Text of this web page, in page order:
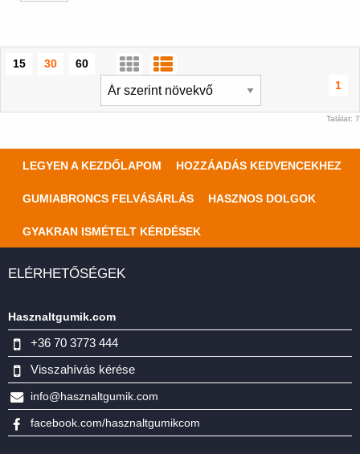
15 30
60
1
Találat: 7
LEGYEN A KEZDŐLAPOM HOZZÁADÁS KEDVENCEKHEZ
GUMIABRONCS FELVÁSÁRLÁS HASZNOS DOLGOK
GYAKRAN ISMÉTELT KÉRDÉSEK
ELÉRHETŐSÉGEK
Hasznaltgumik.com
+36 70 3773 444
Visszahívás kérése
info@hasznaltgumik.com
facebook.com/hasznaltgumikcom